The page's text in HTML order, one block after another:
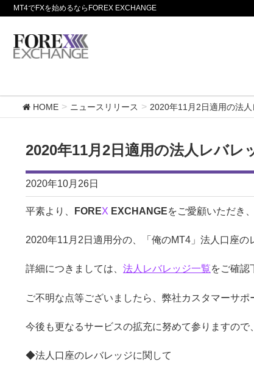
MT4でFXを始めるならFOREX EXCHANGE
HOME ニュースリリース 2020年11月2日適用の法
2020年11月2日適用の法人レバレ
2020年10月26日
平素より、 FOREX EXCHANGEをご愛顧いただき
2020年11月2日適用分の、「俺のMT4」法人口座の
詳細につきましては、 法人レバレッジ一覧をご確認
ご不明な点等ございましたら、弊社カスタマーサポ
今後も更なるサービスの拡充に努めて参りますの
◆法人口座のレバレッジに関して